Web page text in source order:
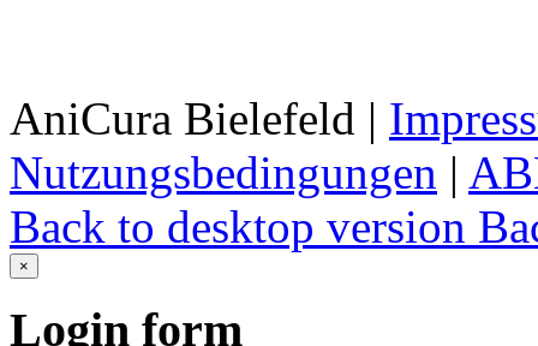
AniCura Bielefeld |
Nutzungsbedingungen |
Back to desktop version
×
Login form